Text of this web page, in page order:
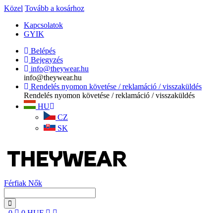
Közel Tovább a kosárhoz
Kapcsolatok
GYIK
Belépés
Bejegyzés
info@theywear.hu
info@theywear.hu
Rendelés nyomon követése / reklamáció / visszaküldés
Rendelés nyomon követése / reklamáció / visszaküldés
HU
CZ
SK
Férfiak Nők